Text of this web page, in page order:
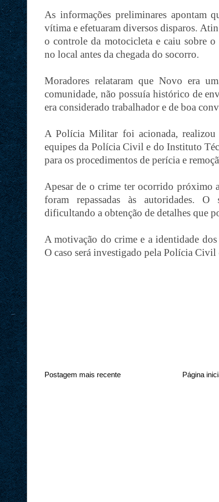
As informações preliminares apontam
vítima e efetuaram diversos disparos.
o controle da motocicleta e caiu sobre
no local antes da chegada do socorro.
Moradores relataram que Novo era
comunidade, não possuía histórico de
era considerado trabalhador e de boa
A Polícia Militar foi acionada, realizou
equipes da Polícia Civil e do Instituto
para os procedimentos de perícia e
Apesar de o crime ter ocorrido próximo
foram repassadas às autoridades.
dificultando a obtenção de detalhes que
A motivação do crime e a identidade dos
O caso será investigado pela Polícia Civil
Postagem mais recente Página